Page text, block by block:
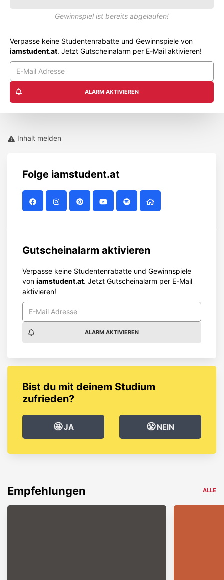
Gewinnspiel ist bereits abgelaufen!
Verpasse keine Studentenrabatte und Gewinnspiele von
iamstudent.at. Jetzt Gutscheinalarm per E-Mail aktivieren!
ALARM AKTIVIEREN
Inhalt melden
Folge iamstudent.at
Gutscheinalarm aktivieren
Verpasse keine Studentenrabatte und Gewinnspiele
von iamstudent.at. Jetzt Gutscheinalarm per E-Mail
aktivieren!
ALARM AKTIVIEREN
Bist du mit deinem Studium
zufrieden?
🤩JA 😤NEIN
Empfehlungen ALLE